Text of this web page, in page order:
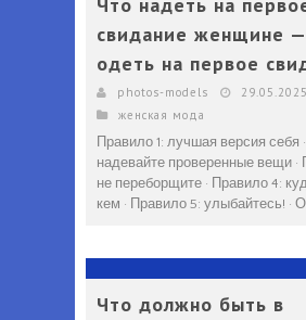
свидание женщине
одеть на первое
photos-models
29.05.2025
женская мода
Правило 1: лучшая версия себя
надевайте проверенные вещи ·
не переборщите · Правило 4:
кем · Правило 5: улыбайтесь! ·
Что должно быть в